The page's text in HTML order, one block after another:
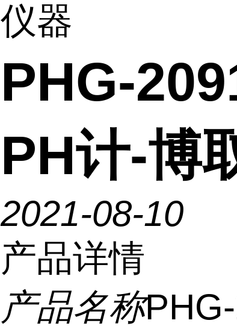
仪器
PHG-
PH计-博
2021-08-10
产品详情
产品名称